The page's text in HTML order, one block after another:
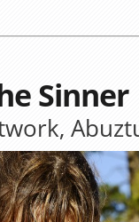
Sinner